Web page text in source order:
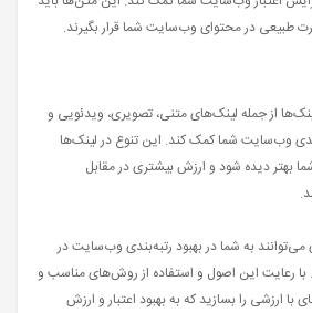
طبیعی در محتوای وب‌سایت شما قرار بگیرند.
از جمله لینک‌های متنی، تصویری، ویدئویی و
وب‌سایت شما کمک کند. این تنوع در لینک‌ها
دیده شود و ارزش بیشتری در مقابل
به شما در بهبود رتبه‌بندی وب‌سایت در
رعایت این اصول و استفاده از روش‌های مناسب و
با ارزشی را بسازید که به بهبود اعتبار و ارزش